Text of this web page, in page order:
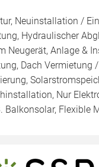
Neuinstallation /
Hydraulischer
Neugerät, Anlage &
Dach Vermietung
Nur
Balkonsolar, Flexible